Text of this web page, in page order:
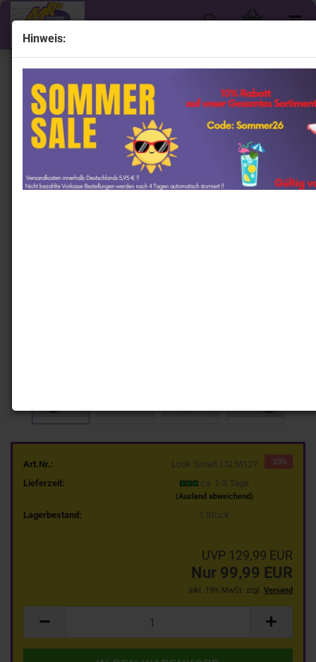
Hinweis:
« Erster « zurück weiter »
Letzter »
1692
Artikel in dieser Kategorie
Look Smart LSLM127 # Ferrari 488 GTE Nr.60 24H Le
Mans 2021 " Iron Lynx " 1:43
LookSmart
-23%
Art.Nr.:
Look Smart LSLM127
Lieferzeit:
ca. 1-3 Tage
(Ausland abweichend)
Lagerbestand: 1 Stück
UVP 129,99 EUR
Nur 99,99 EUR
inkl. 19% MwSt. zzgl. Versand